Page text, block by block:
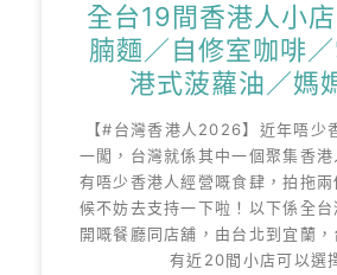
全台19間香港人小
腩麵／自修室咖啡
港式菠蘿油／媽
【#台灣香港人2026】近年唔少
一闖，台灣就係其中一個聚集香
有唔少香港人經營嘅食肆，拍拖
候不妨去支持一下啦！以下係全台
開嘅餐廳同店舖，由台北到宜蘭
有近20間小店可以選